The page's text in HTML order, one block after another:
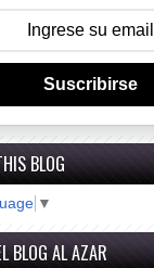
Suscribirse
BLOG
▼
BLOG AL AZAR